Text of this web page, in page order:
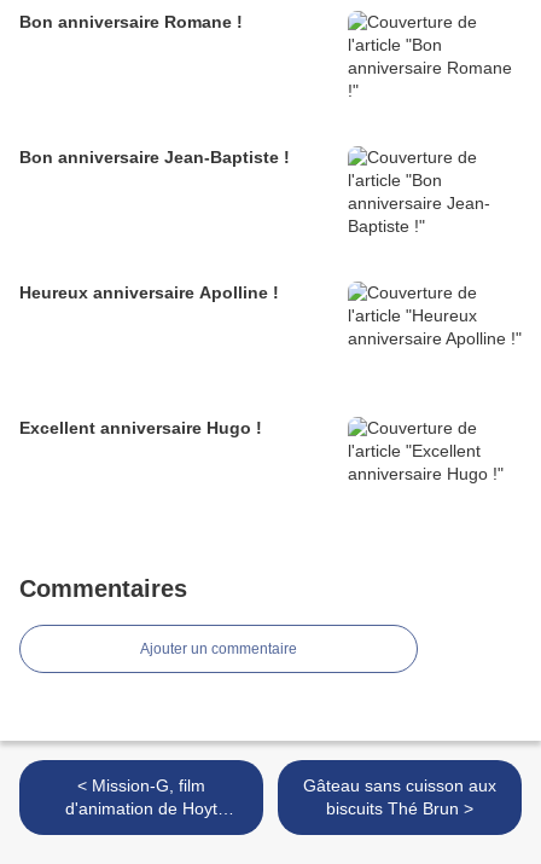
Bon anniversaire Romane !
Bon anniversaire Jean-Baptiste !
Heureux anniversaire Apolline !
Excellent anniversaire Hugo !
Commentaires
Ajouter un commentaire
< Mission-G, film
d'animation de Hoyt
Yeatman
Gâteau sans cuisson aux
biscuits Thé Brun >